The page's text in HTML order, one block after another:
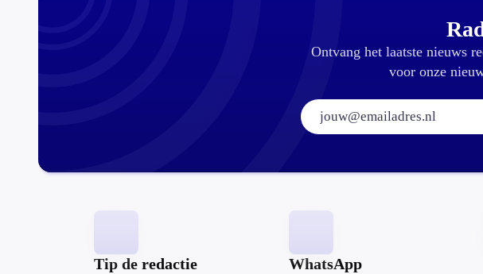
Ontvang het laatste nieuws
voor onze
Tip de redactie WhatsApp